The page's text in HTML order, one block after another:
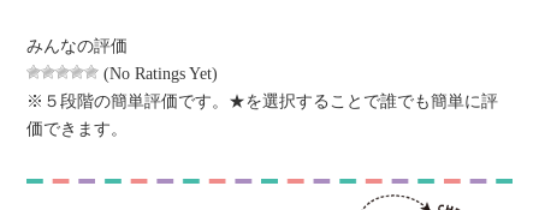
みんなの評価
(No Ratings Yet)
※５段階の簡単評価です。★を選択することで誰でも簡単に評
価できます。